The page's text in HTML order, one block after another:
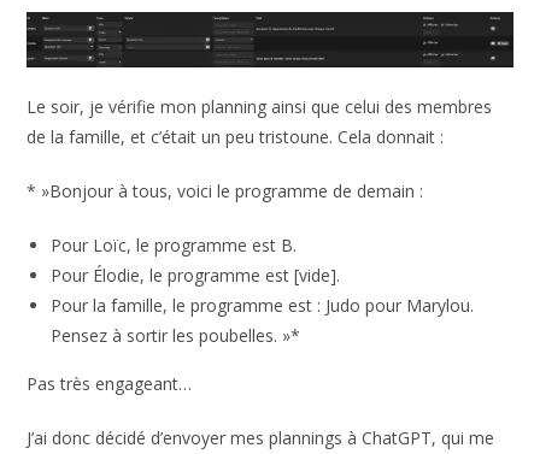
Le soir, je vérifie mon planning ainsi que celui des membres
de la famille, et c’était un peu tristoune. Cela donnait :
* »Bonjour à tous, voici le programme de demain :
Pour Loïc, le programme est B.
Pour Élodie, le programme est [vide].
Pour la famille, le programme est : Judo pour Marylou.
Pensez à sortir les poubelles. »*
Pas très engageant…
J’ai donc décidé d’envoyer mes plannings à ChatGPT, qui me